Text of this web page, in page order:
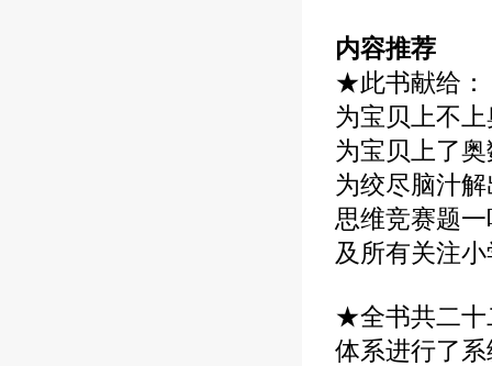
内容推荐
★此书献给：
为宝贝上不
为宝贝上了
为绞尽脑汁
思维竞赛题
及所有关注
★全书共二十
体系进行了